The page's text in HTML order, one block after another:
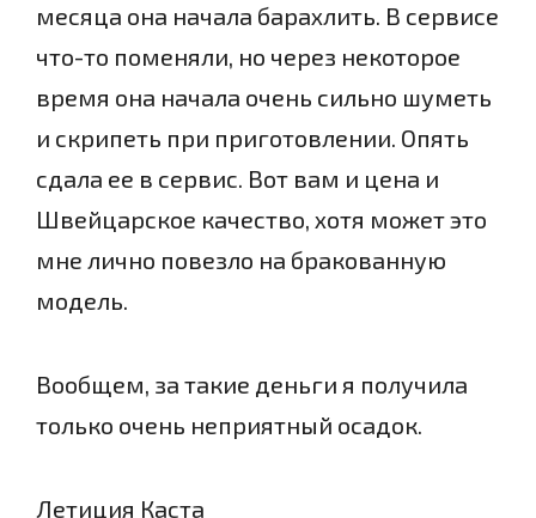
месяца она начала барахлить. В сервисе
что-то поменяли, но через некоторое
время она начала очень сильно шуметь
и скрипеть при приготовлении. Опять
сдала ее в сервис. Вот вам и цена и
Швейцарское качество, хотя может это
мне лично повезло на бракованную
модель.
Вообщем, за такие деньги я получила
только очень неприятный осадок.
Летиция Каста